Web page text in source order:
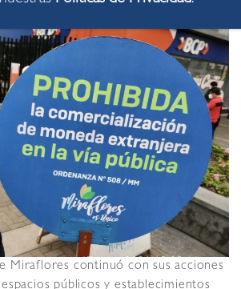
Miraflores continuó con sus acciones
públicos y establecimientos